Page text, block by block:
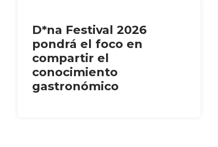
D*na Festival 2026
pondrá el foco en
compartir el
conocimiento
gastronómico